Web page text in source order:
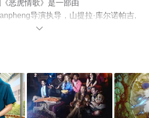
恶虎情歌》是一部由
导演执导，山提拉·库尔诺帕吉,
察亚蓬·亚姆萨德,彭蒂瓦·萨空查谙,彭帕
，手机免费观看高清无删减完整版电
等平台了解。
